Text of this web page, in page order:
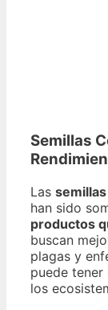
Semillas
Las
han sido
productos
buscan
plagas y
puede
los